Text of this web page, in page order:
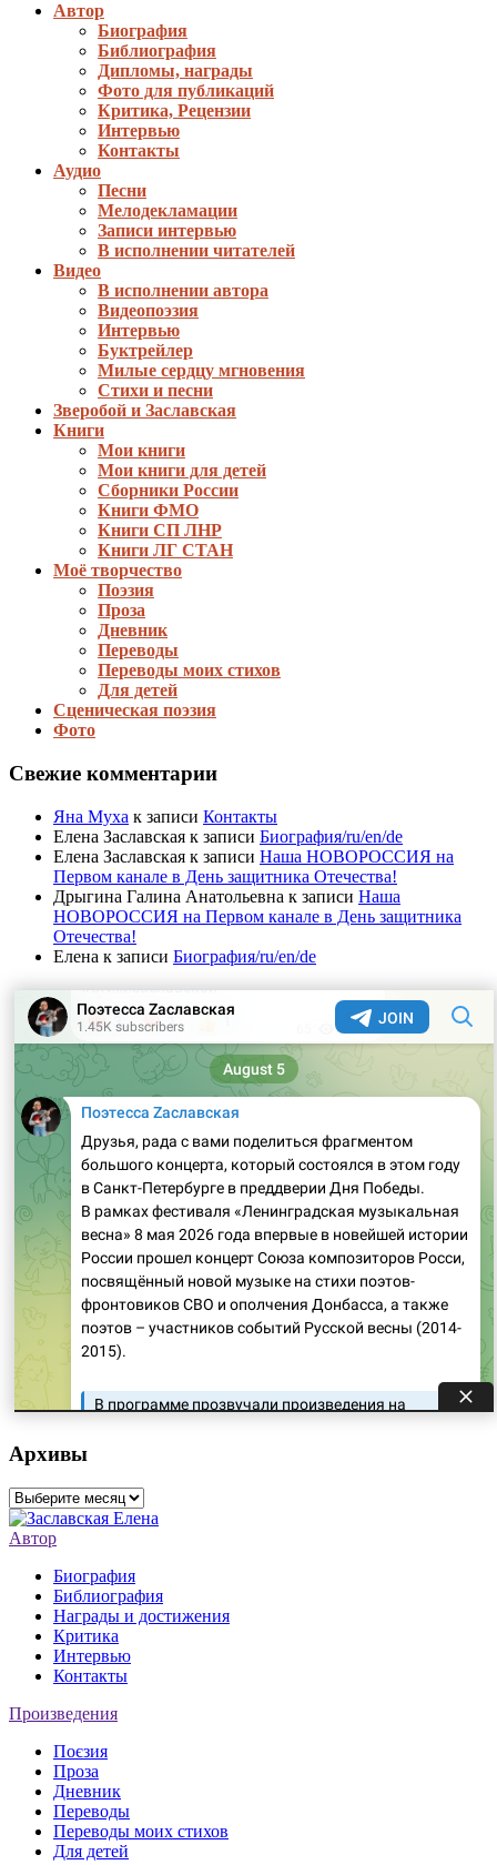
Автор
Биография
Библиография
Дипломы, награды
Фото для публикаций
Критика, Рецензии
Интервью
Контакты
Аудио
Песни
Мелодекламации
Записи интервью
В исполнении читателей
Видео
В исполнении автора
Видеопоэзия
Интервью
Буктрейлер
Милые сердцу мгновения
Стихи и песни
Зверобой и Заславская
Книги
Мои книги
Мои книги для детей
Сборники России
Книги ФМО
Книги СП ЛНР
Книги ЛГ СТАН
Моё творчество
Поэзия
Проза
Дневник
Переводы
Переводы моих стихов
Для детей
Сценическая поэзия
Фото
Свежие комментарии
Яна Муха к записи Контакты
Елена Заславская к записи Биография/ru/en/de
Елена Заславская к записи Наша НОВОРОССИЯ на
Первом канале в День защитника Отечества!
Дрыгина Галина Анатольевна к записи Наша
НОВОРОССИЯ на Первом канале в День защитника
Отечества!
Елена к записи Биография/ru/en/de
Архивы
Архивы
Автор
Биография
Библиография
Награды и достижения
Критика
Интервью
Контакты
Произведения
Поєзия
Проза
Дневник
Переводы
Переводы моих стихов
Для детей